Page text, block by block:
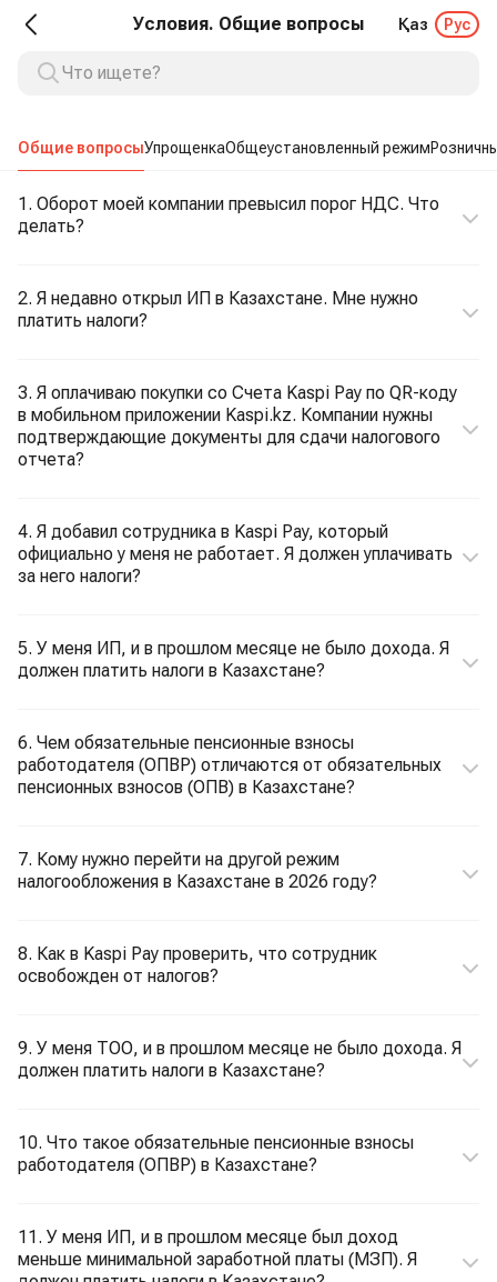
Условия. Общие вопросы Қаз Рус
Общие вопросыУпрощенкаОбщеустановленный режим
1. Оборот моей компании превысил порог НДС. Что
делать?
2. Я недавно открыл ИП в Казахстане. Мне нужно
платить налоги?
3. Я оплачиваю покупки со Счета Kaspi Pay по QR-коду
в мобильном приложении Kaspi.kz. Компании нужны
подтверждающие документы для сдачи налогового
отчета?
4. Я добавил сотрудника в Kaspi Pay, который
официально у меня не работает. Я должен уплачивать
за него налоги?
5. У меня ИП, и в прошлом месяце не было дохода. Я
должен платить налоги в Казахстане?
6. Чем обязательные пенсионные взносы
работодателя (ОПВР) отличаются от обязательных
пенсионных взносов (ОПВ) в Казахстане?
7. Кому нужно перейти на другой режим
налогообложения в Казахстане в 2026 году?
8. Как в Kaspi Pay проверить, что сотрудник
освобожден от налогов?
9. У меня ТОО, и в прошлом месяце не было дохода. Я
должен платить налоги в Казахстане?
10. Что такое обязательные пенсионные взносы
работодателя (ОПВР) в Казахстане?
11. У меня ИП, и в прошлом месяце был доход
меньше минимальной заработной платы (МЗП). Я